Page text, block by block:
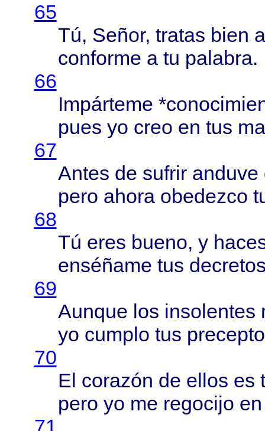
65
Tú, Señor, tratas bien
conforme a tu palabra.
66
Impárteme *
pues yo creo en tus
67
Antes de sufrir anduve
pero ahora obedezco
68
Tú eres bueno, y
enséñame tus
69
Aunque los insolentes
yo cumplo tus
70
El corazón de ellos es
pero yo me regocijo
71